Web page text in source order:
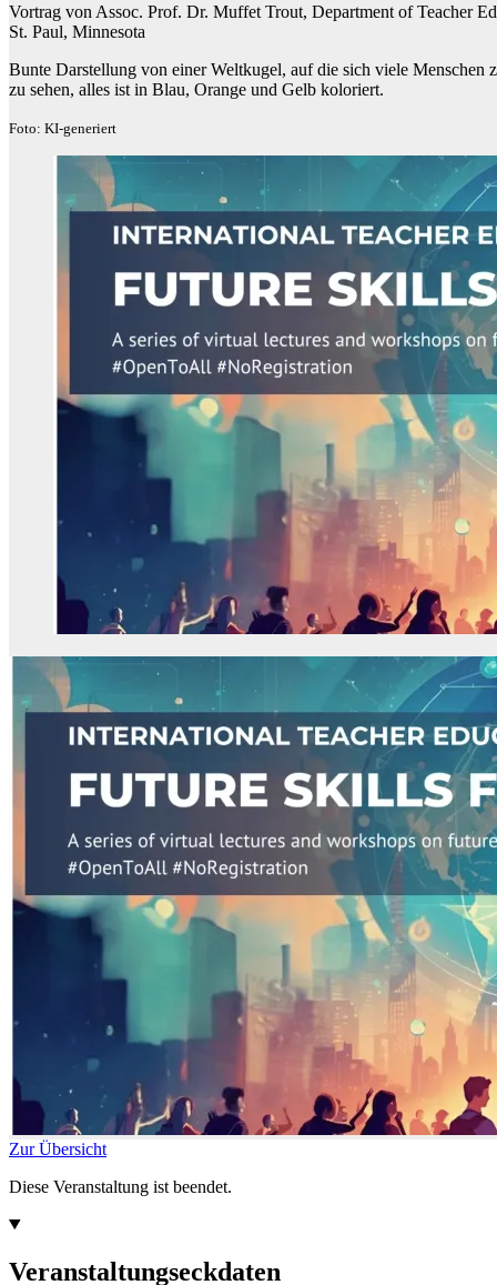
Vortrag von Assoc. Prof. Dr. Muffet Trout, Department of Teacher
St. Paul, Minnesota
Bunte Darstellung von einer Weltkugel, auf die sich viele
zu sehen, alles ist in Blau, Orange und Gelb koloriert.
Foto: KI-generiert
Zur Übersicht
Diese Veranstaltung ist beendet.
Veranstaltungseckdaten